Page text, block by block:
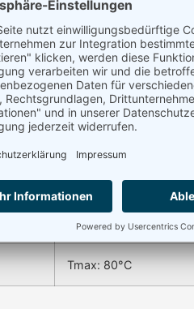
IH6075-GS6LS
Öl, Luft
3/4″
100 RPM
Pmax: 350 bar
Tmax: 80°C